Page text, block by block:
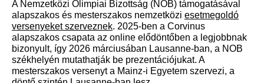
A Nemzetközi Olimpiai Bizottság (NOB) támogatásával
alapszakos és mesterszakos nemzetközi esetmegoldó
versenyeket szerveznek. 2025-ben a Corvinus
alapszakos csapata az online elődöntőben a legjobbnak
bizonyult, így 2026 márciusában Lausanne-ban, a NOB
székhelyén mutathatják be prezentációjukat. A
mesterszakos versenyt a Mainz-i Egyetem szervezi, a